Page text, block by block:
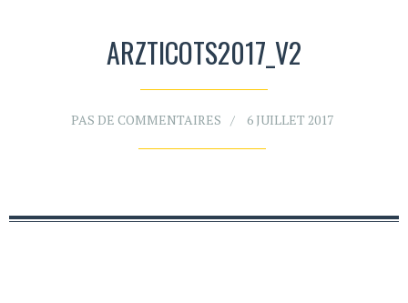
ARZTICOTS2017_V2
PAS DE COMMENTAIRES 6 JUILLET 2017